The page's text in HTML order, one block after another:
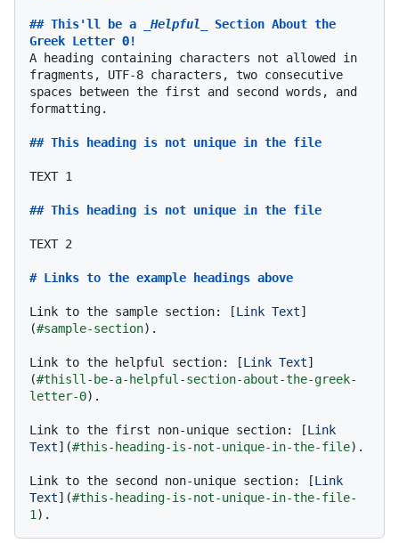
## This'll be a _Helpful_
Section About the
Greek Letter Θ!
A heading containing characters not allowed in
fragments, UTF-8 characters, two consecutive
spaces between the first and second words, and
formatting.
## This heading is not unique in the file
TEXT 1
## This heading is not unique in the file
TEXT 2
# Links to the example headings above
Link to the sample section: [Link Text]
(#sample-section).
Link to the helpful section: [Link Text]
(#thisll-be-a-helpful-section-about-the-greek-
letter-Θ).
Link to the first non-unique section: [Link
Text](#this-heading-is-not-unique-in-the-file).
Link to the second non-unique section: [Link
Text](#this-heading-is-not-unique-in-the-file-
1